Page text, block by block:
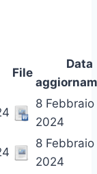
File
Data
8 Febbraio
2024
8 Febbraio
2024